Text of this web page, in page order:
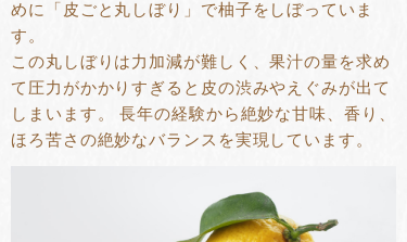
めに「皮ごと丸しぼり」で柚子をしぼっていま
す。
この丸しぼりは力加減が難しく、果汁の量を求め
て圧力がかかりすぎると皮の渋みやえぐみが出て
しまいます。 長年の経験から絶妙な甘味、香り、
ほろ苦さの絶妙なバランスを実現しています。